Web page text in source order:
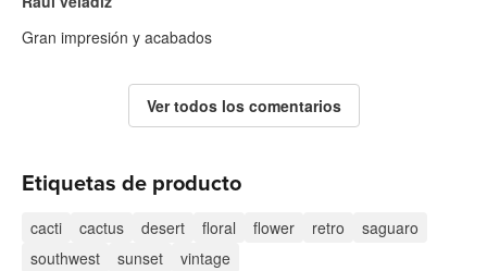
Gran impresión y acabados
Ver todos los comentarios
Etiquetas de producto
cacti cactus desert floral flower retro
saguaro
southwest
sunset vintage